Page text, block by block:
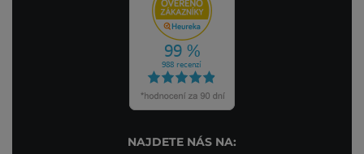
NAJDETE NÁS NA: